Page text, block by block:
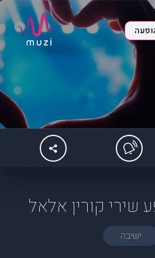
שירי קורין אלאל
ישיבה